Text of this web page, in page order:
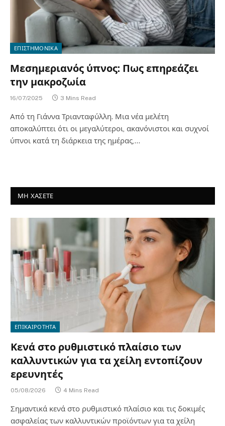
ΕΠΙΣΤΗΜΟΝΙΚΑ
Μεσημεριανός ύπνος: Πως επηρεάζει
την μακροζωία
16/07/2025 3 Mins Read
Από τη Γιάννα Τριανταφύλλη. Μια νέα μελέτη
αποκαλύπτει ότι οι μεγαλύτεροι, ακανόνιστοι και συχνοί
ύπνοι κατά τη διάρκεια της ημέρας,…
ΜΗ ΧΑΣΕΤΕ
ΕΠΙΚΑΙΡΟΤΗΤΑ
Κενά στο ρυθμιστικό πλαίσιο των
καλλυντικών για τα χείλη εντοπίζουν
ερευνητές
05/08/2026 4 Mins Read
Σημαντικά κενά στο ρυθμιστικό πλαίσιο και τις δοκιμές
ασφαλείας των καλλυντικών προϊόντων για τα χείλη